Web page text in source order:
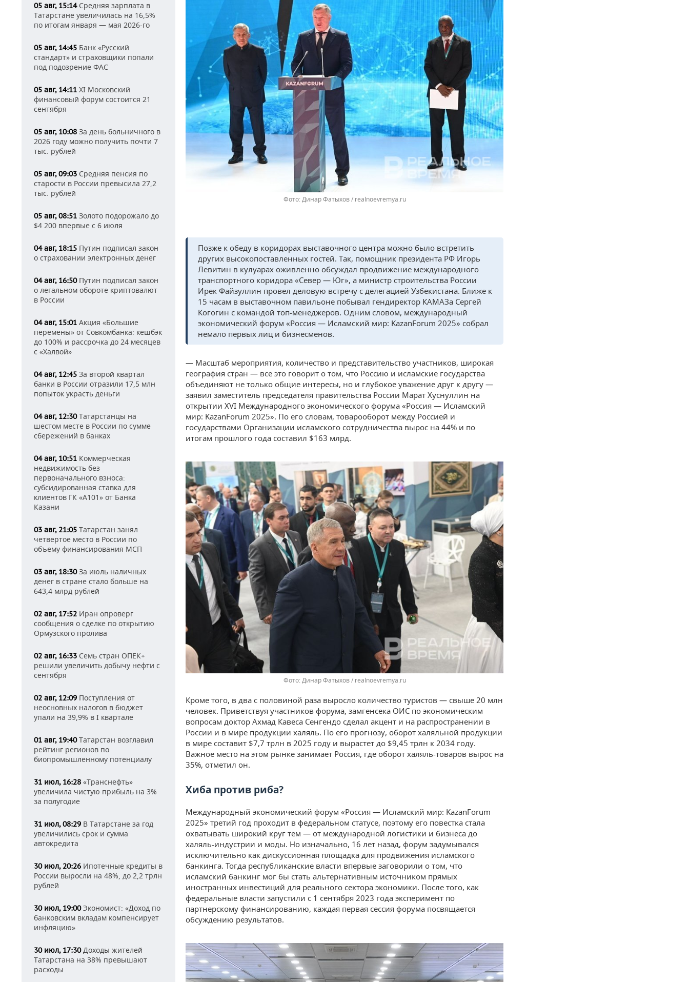
05 авг, 15:14Средняя зарплата в
Татарстане увеличилась на 16,5%
по итогам января — мая 2026-го
05 авг, 14:45 Банк «Русский
стандарт» и страховщики попали
под подозрение ФАС
05 авг, 14:11 XI Московский
финансовый форум состоится 21
сентября
05 авг, 10:08 За день больничного в
2026 году можно получить почти 7
тыс. рублей
05 авг, 09:03 Средняя пенсия по
старости в России превысила 27,2
тыс. рублей
05 авг, 08:51 Золото подорожало до
$4 200 впервые с 6 июля
04 авг, 18:15 Путин подписал закон
о страховании электронных денег
04 авг, 16:50Путин подписал закон
о легальном обороте криптовалют
в России
04 авг, 15:01 Акция «Большие
перемены» от Совкомбанка: кешбэк
до 100% и рассрочка до 24 месяцев
с «Халвой»
04 авг, 12:45 За второй квартал
банки в России отразили 17,5 млн
попыток украсть деньги
04 авг, 12:30Татарстанцы на
шестом месте в России по сумме
сбережений в банках
04 авг, 10:51 Коммерческая
недвижимость без
первоначального взноса:
субсидированная ставка для
клиентов ГК «А101» от Банка
Казани
03 авг, 21:05 Татарстан занял
четвертое место в России по
объему финансирования МСП
03 авг, 18:30За июль наличных
денег в стране стало больше на
643,4 млрд рублей
02 авг, 17:52 Иран опроверг
сообщения о сделке по открытию
Ормузского пролива
02 авг, 16:33 Семь стран ОПЕК+
решили увеличить добычу нефти с
сентября
02 авг, 12:09 Поступления от
неосновных налогов в бюджет
упали на 39,9% в I квартале
01 авг, 19:40Татарстан возглавил
рейтинг регионов по
биопромышленному потенциалу
31 июл, 16:28 «Транснефть»
увеличила чистую прибыль на 3%
за полугодие
31 июл, 08:29 В Татарстане за год
увеличились срок и сумма
автокредита
30 июл, 20:26 Ипотечные кредиты в
России выросли на 48%, до 2,2 трлн
рублей
30 июл, 19:00Экономист: «Доход по
банковским вкладам компенсирует
инфляцию»
30 июл, 17:30Доходы жителей
Татарстана на 38% превышают
расходы
Динар Фатыхов / realnoevremya.ru
Позже к обеду в коридорах выставочного центра можно было встретить
других высокопоставленных гостей. Так, помощник президента РФ Игорь
Левитин в кулуарах оживленно обсуждал продвижение международного
транспортного коридора «Север — Юг», а министр строительства России
Ирек Файзуллин провел деловую встречу с делегацией Узбекистана. Ближе к
15 часам в выставочном павильоне побывал гендиректор КАМАЗа Сергей
Когогин с командой топ-менеджеров. Одним словом, международный
экономический форум «Россия — Исламский мир: KazanForum 2025» собрал
немало первых лиц и бизнесменов.
— Масштаб мероприятия, количество и представительство участников, широкая
география стран — все это говорит о том, что Россию и исламские государства
объединяют не только общие интересы, но и глубокое уважение друг к другу —
заявил заместитель председателя правительства России Марат Хуснуллин на
открытии XVI Международного экономического форума «Россия — Исламский
мир: KazanForum 2025». По его словам, товарооборот между Россией и
государствами Организации исламского сотрудничества вырос на 44% и по
итогам прошлого года составил $163 млрд.
Динар Фатыхов / realnoevremya.ru
Кроме того, в два с половиной раза выросло количество туристов — свыше 20 млн
человек. Приветствуя участников форума, замгенсека ОИС по экономическим
вопросам доктор Ахмад Кавеса Сенгендо сделал акцент и на распространении в
России и в мире продукции халяль. По его прогнозу, оборот халяльной продукции
в мире составит $7,7 трлн в 2025 году и вырастет до $9,45 трлн к 2034 году.
Важное место на этом рынке занимает Россия, где оборот халяль-товаров вырос на
35%, отметил он.
Хиба против риба?
Международный экономический форум «Россия — Исламский мир: KazanForum
2025» третий год проходит в федеральном статусе, поэтому его повестка стала
охватывать широкий круг тем — от международной логистики и бизнеса до
халяль-индустрии и моды. Но изначально, 16 лет назад, форум задумывался
исключительно как дискуссионная площадка для продвижения исламского
банкинга. Тогда республиканские власти впервые заговорили о том, что
исламский банкинг мог бы стать альтернативным источником прямых
иностранных инвестиций для реального сектора экономики. После того, как
федеральные власти запустили с 1 сентября 2023 года эксперимент по
партнерскому финансированию, каждая первая сессия форума посвящается
обсуждению результатов.